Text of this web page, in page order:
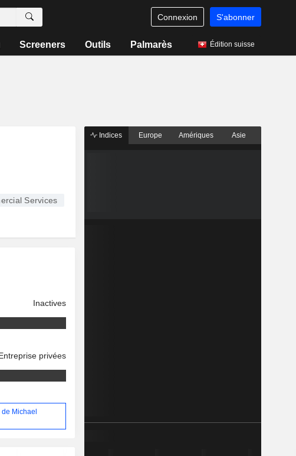
Connexion S'abonner
Screeners Outils Palmarès Édition suisse
Services
Inactives
privées
Michael
Indices Europe Amériques Asie